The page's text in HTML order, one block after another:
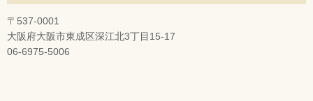
〒537-0001
大阪府大阪市東成区深江北3丁目15-17
06-6975-5006